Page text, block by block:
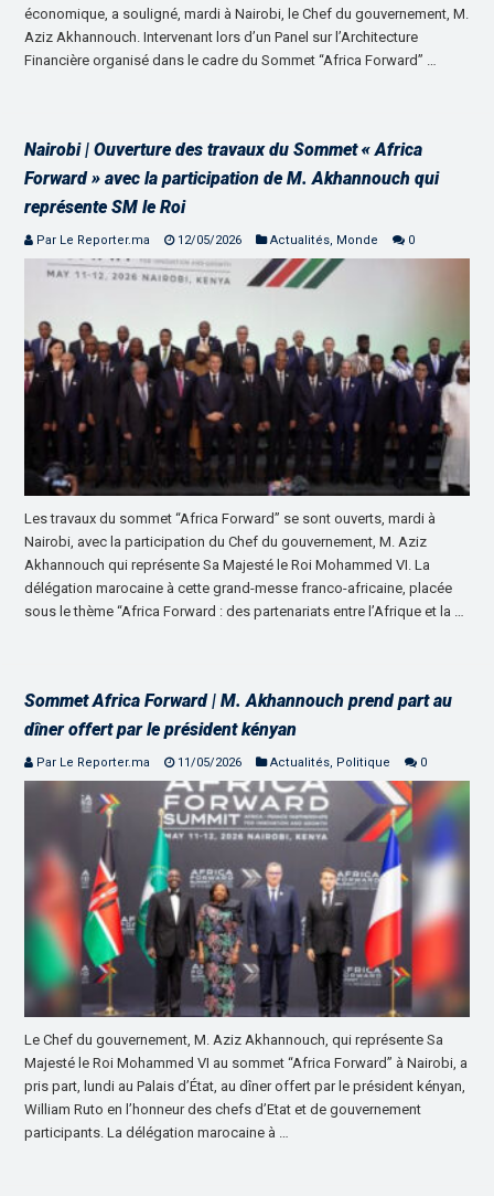
économique, a souligné, mardi à Nairobi, le Chef du gouvernement, M.
Aziz Akhannouch. Intervenant lors d’un Panel sur l’Architecture
Financière organisé dans le cadre du Sommet “Africa Forward” …
Nairobi | Ouverture des travaux du Sommet « Africa
Forward » avec la participation de M. Akhannouch qui
représente SM le Roi
Par Le Reporter.ma 12/05/2026 Actualités, Monde 0
Les travaux du sommet “Africa Forward” se sont ouverts, mardi à
Nairobi, avec la participation du Chef du gouvernement, M. Aziz
Akhannouch qui représente Sa Majesté le Roi Mohammed VI. La
délégation marocaine à cette grand-messe franco-africaine, placée
sous le thème “Africa Forward : des partenariats entre l’Afrique et la …
Sommet Africa Forward | M. Akhannouch prend part au
dîner offert par le président kényan
Par Le Reporter.ma 11/05/2026 Actualités Politique 0
Le Chef du gouvernement, M. Aziz Akhannouch, qui représente Sa
Majesté le Roi Mohammed VI au sommet “Africa Forward” à Nairobi, a
pris part, lundi au Palais d’État, au dîner offert par le président kényan,
William Ruto en l’honneur des chefs d’Etat et de gouvernement
participants. La délégation marocaine à …